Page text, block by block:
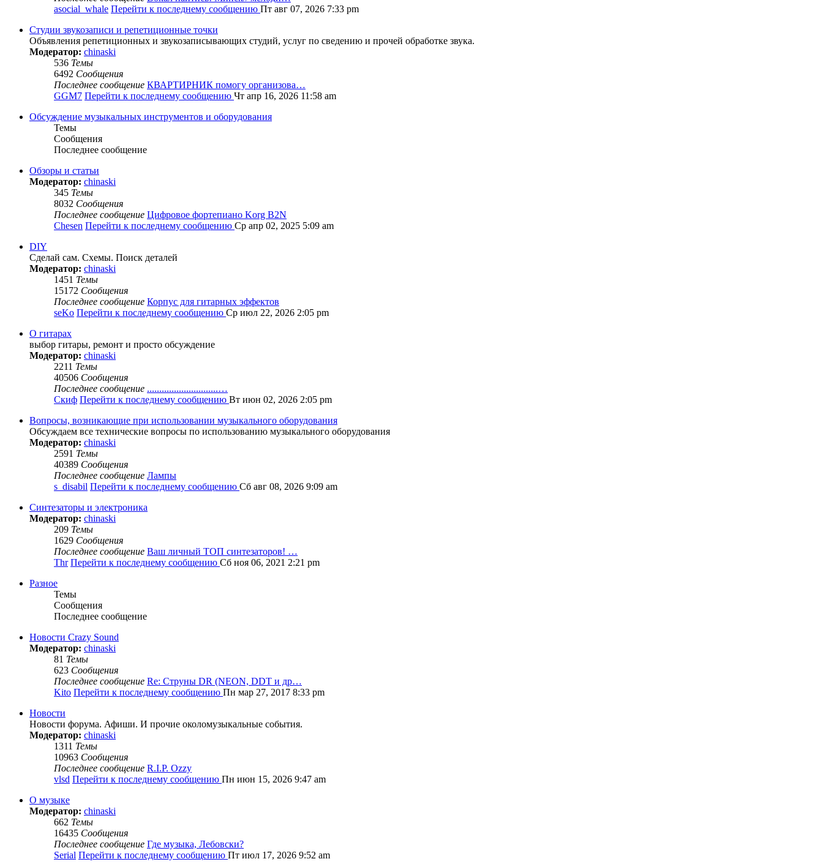
asocial_whale Перейти к последнему сообщению Пт авг 07, 2026 7:33 pm
Студии звукозаписи и репетиционные точки
Объявления репетиционных и звукозаписывающих студий, услуг по сведению и прочей обработке звука.
Модератор: chinaski
536 Темы
6492 Сообщения
Последнее сообщение КВАРТИРНИК помогу организова…
GGM7 Перейти к последнему сообщению Чт апр 16, 2026 11:58 am
Обсуждение музыкальных инструментов и оборудования
Темы
Сообщения
Последнее сообщение
Обзоры и статьи
Модератор: chinaski
345 Темы
8032 Сообщения
Последнее сообщение Цифровое фортепиано Korg B2N
Chesen Перейти к последнему сообщению Ср апр 02, 2025 5:09 am
DIY
Сделай сам. Схемы. Поиск деталей
Модератор: chinaski
1451 Темы
15172 Сообщения
Последнее сообщение Корпус для гитарных эффектов
seKo Перейти к последнему сообщению Ср июл 22, 2026 2:05 pm
О гитарах
выбор гитары, ремонт и просто обсуждение
Модератор: chinaski
2211 Темы
40506 Сообщения
Последнее сообщение .............................…
Скиф Перейти к последнему сообщению Вт июн 02, 2026 2:05 pm
Вопросы, возникающие при использовании музыкального оборудования
Обсуждаем все технические вопросы по использованию музыкального оборудования
Модератор: chinaski
2591 Темы
40389 Сообщения
Последнее сообщение Лампы
s_disabil Перейти к последнему сообщению Сб авг 08, 2026 9:09 am
Синтезаторы и электроника
Модератор: chinaski
209 Темы
1629 Сообщения
Последнее сообщение Ваш личный ТОП синтезаторов! …
Thr Перейти к последнему сообщению Сб ноя 06, 2021 2:21 pm
Разное
Темы
Сообщения
Последнее сообщение
Новости Crazy Sound
Модератор: chinaski
81 Темы
623 Сообщения
Последнее сообщение Re: Струны DR (NEON, DDT и др…
Kito Перейти к последнему сообщению Пн мар 27, 2017 8:33 pm
Новости
Новости форума. Афиши. И прочие околомузыкальные события.
Модератор: chinaski
1311 Темы
10963 Сообщения
Последнее сообщение R.I.P. Ozzy
vlsd Перейти к последнему сообщению Пн июн 15, 2026 9:47 am
О музыке
Модератор: chinaski
662 Темы
16435 Сообщения
Последнее сообщение Где музыка, Лебовски?
Serial Перейти к последнему сообщению Пт июл 17, 2026 9:52 am